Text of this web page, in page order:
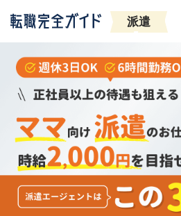
派遣